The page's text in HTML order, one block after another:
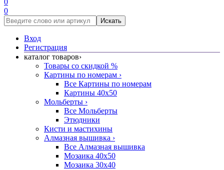
0
0
Искать
Вход
Регистрация
каталог товаров›
Товары со скидкой %
Картины по номерам ›
Все Картины по номерам
Картины 40x50
Мольберты ›
Все Мольберты
Этюдники
Кисти и мастихины
Алмазная вышивка ›
Все Алмазная вышивка
Мозаика 40x50
Мозаика 30x40